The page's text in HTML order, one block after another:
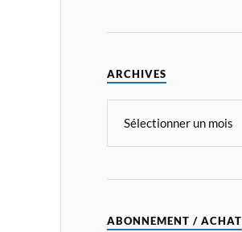
ARCHIVES
ABONNEMENT / ACHAT